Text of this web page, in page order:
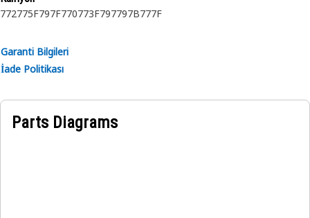
772775F797F770773F797797B777F
Garanti Bilgileri
İade Politikası
Parts Diagrams